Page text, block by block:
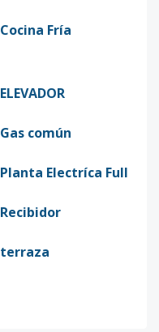
Cocina Fría
ELEVADOR
Gas común
Planta Electríca Full
Recibidor
terraza